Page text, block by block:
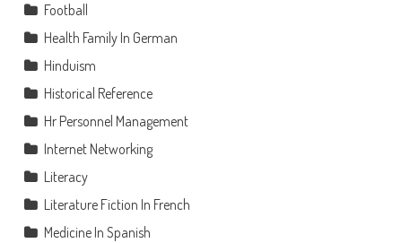
Football
Health Family In German
Hinduism
Historical Reference
Hr Personnel Management
Internet Networking
Literacy
Literature Fiction In French
Medicine In Spanish